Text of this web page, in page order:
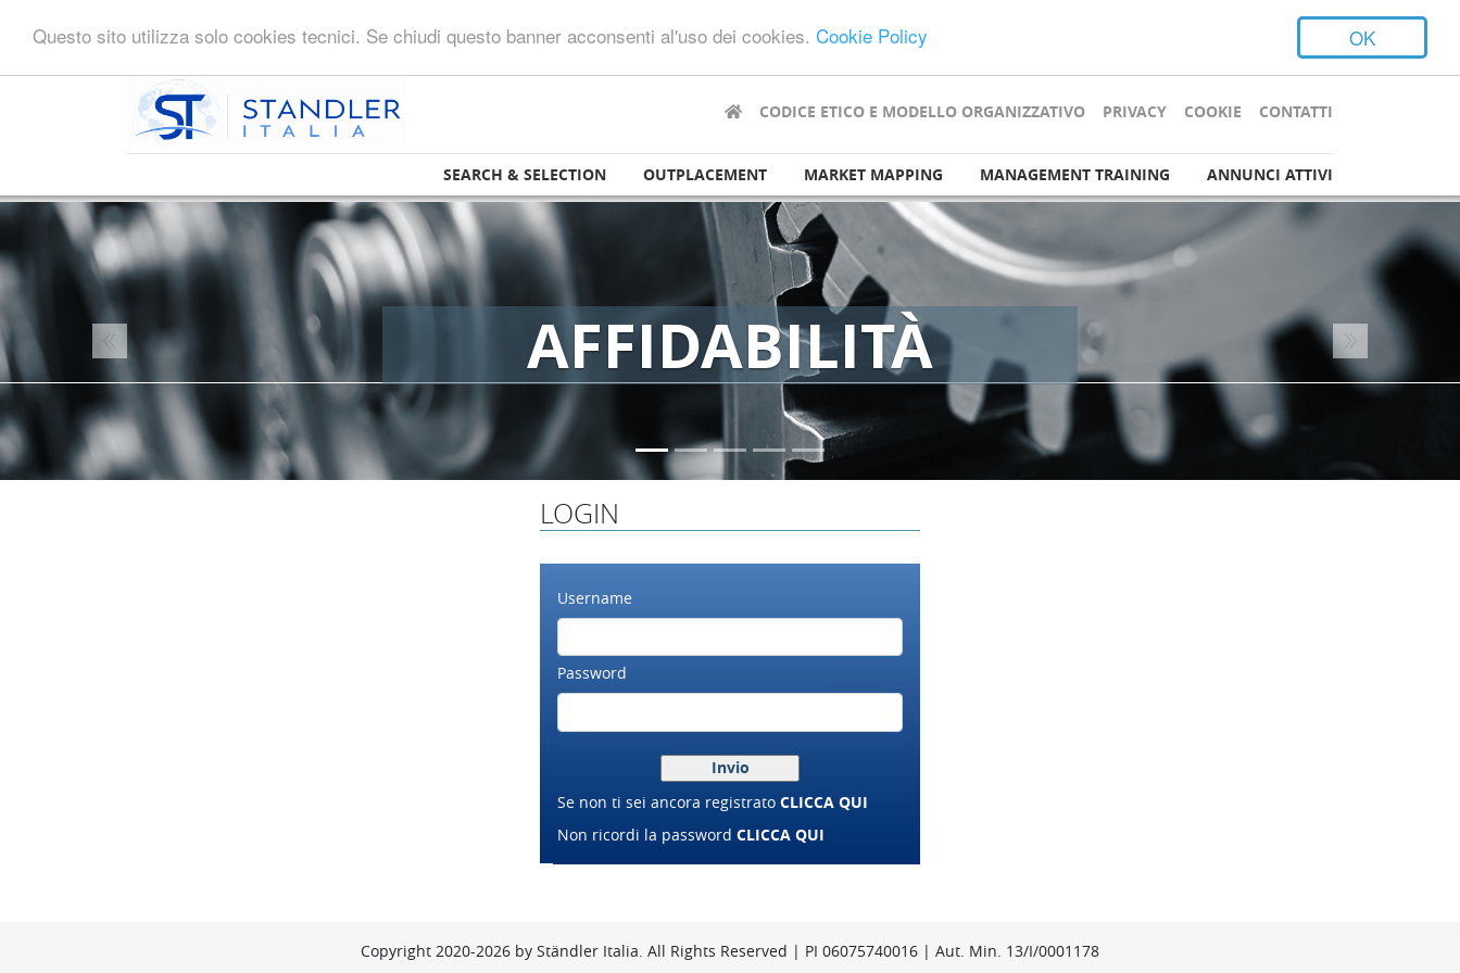
OK
Questo sito utilizza solo cookies tecnici. Se chiudi questo banner acconsenti al'uso dei cookies. Cookie Policy
CODICE ETICO E MODELLO ORGANIZZATIVO PRIVACY COOKIE CONTATTI
SEARCH & SELECTION OUTPLACEMENT MARKET MAPPING MANAGEMENT TRAINING ANNUNCI ATTIVI
AFFIDABILITÀ
Previous
LOGIN
Username
Password
Se non ti sei ancora registrato CLICCA QUI
Non ricordi la password CLICCA QUI
Copyright 2020-2026 by Ständler Italia. All Rights Reserved | PI 06075740016 | Aut. Min. 13/I/0001178